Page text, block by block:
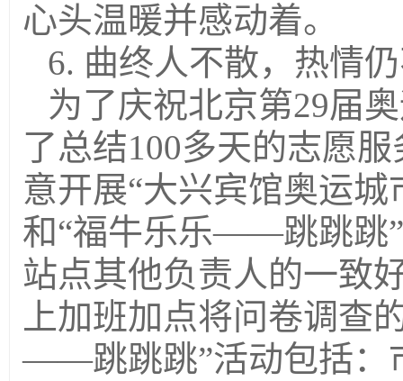
心头温暖并感动着。
6. 曲终人不散，热情
为了庆祝北京第29届
了总结100多天的志愿
意开展“大兴宾馆奥运
和“福牛乐乐——跳跳跳
站点其他负责人的一致
上加班加点将问卷调查
——跳跳跳”活动包括：